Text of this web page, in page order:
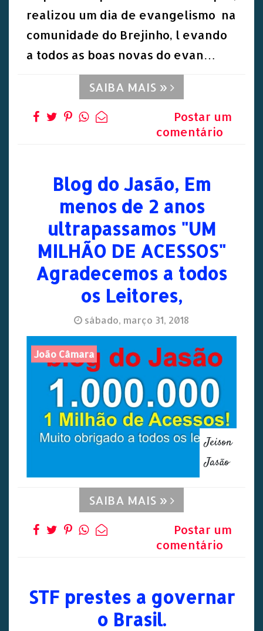
realizou um dia de evangelismo na
comunidade do Brejinho, l evando
a todos as boas novas do evan…
SAIBA MAIS »
Postar um
comentário
Blog do Jasão, Em
menos de 2 anos
ultrapassamos "UM
MILHÃO DE ACESSOS"
Agradecemos a todos
os Leitores,
sábado, março 31, 2018
João Câmara
Jeison
Jasão
SAIBA MAIS »
Postar um
comentário
STF prestes a governar
o Brasil.